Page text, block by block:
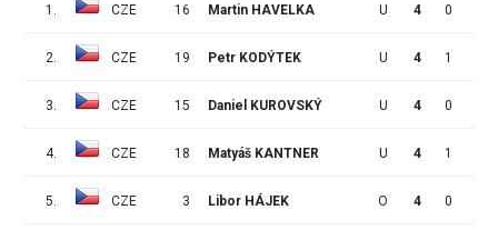
1. CZE 16 Martin HAVELKA U 4 0
2. CZE 19 Petr KODÝTEK U 4 1
3. CZE 15 Daniel KUROVSKÝ U 4 0
4. CZE 18 Matyáš KANTNER U 4 1
5. CZE 3 Libor HÁJEK O 4 0